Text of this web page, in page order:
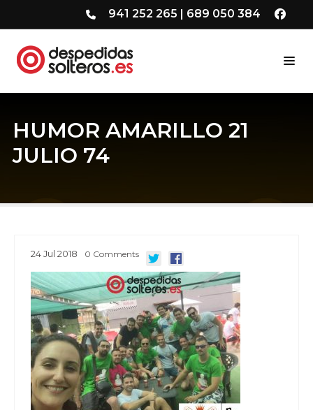
941 252 265 | 689 050 384
HUMOR AMARILLO 21
JULIO 74
24Jul 2018 0 Comments